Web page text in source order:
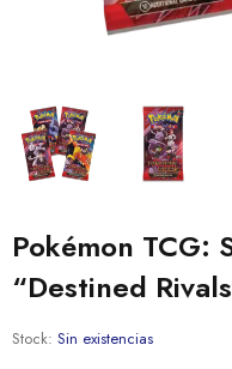
Pokémon TCG:
“Destined
Stock: Sin existencias